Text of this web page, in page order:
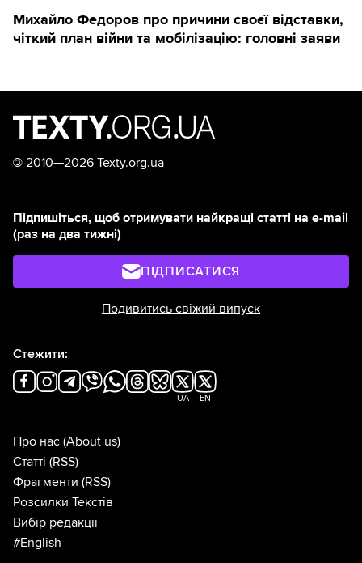
Михайло Федоров про причини своєї відставки,
чіткий план війни та мобілізацію: головні заяви
© 2010—2026 Texty.org.ua
Підпишіться, щоб отримувати найкращі статті на e-mail
(раз на два тижні)
ПІДПИСАТИСЯ
Подивитись свіжий випуск
Стежити:
UA EN
Про нас (About us)
Статті (RSS)
Фрагменти (RSS)
Розсилки Текстів
Вибір редакції
#English